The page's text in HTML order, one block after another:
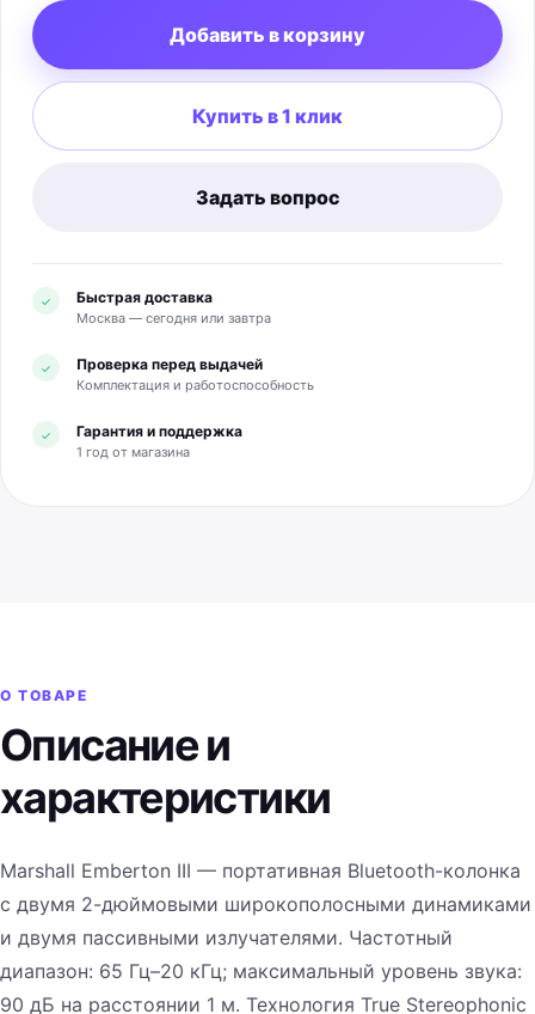
5.3 LE с Multipoint; устройство подготовлено к функциям
LE Audio/Auracast, доступность которых зависит от
обновлений и совместимых устройств. Есть встроенный
микрофон. Защита от воды и пыли: IP67. Время работы
— более 32 часов; полная зарядка занимает около 2
часов, а 20 минут зарядки дают до 6 часов
0,67 кг. Комплектация: колонка, кабель USB-C, краткое
Добавить в корзину
Купить в 1 клик
Задать вопрос
✓ Быстрая доставка
Москва — сегодня или завтра
✓ Проверка перед выдачей
Комплектация и работоспособность
✓ Гарантия и поддержка
1 год от магазина
О ТОВАРЕ
Описание и
характеристики
Marshall Emberton III — портативная Bluetooth-колонка
с двумя 2-дюймовыми широкополосными динамиками
и двумя пассивными излучателями. Частотный
диапазон: 65 Гц–20 кГц; максимальный уровень звука:
90 дБ на расстоянии 1 м. Технология True Stereophonic